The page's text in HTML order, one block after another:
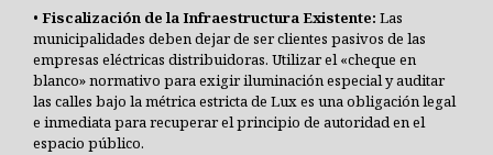
• Fiscalización de la Infraestructura Existente: Las
municipalidades deben dejar de ser clientes pasivos de las
empresas eléctricas distribuidoras. Utilizar el «cheque en
blanco» normativo para exigir iluminación especial y auditar
las calles bajo la métrica estricta de Lux es una obligación legal
e inmediata para recuperar el principio de autoridad en el
espacio público.